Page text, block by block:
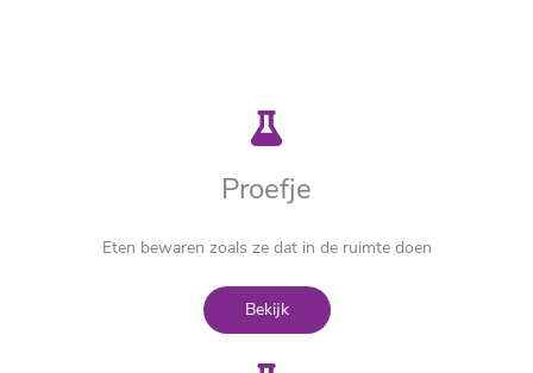
Proefje
Eten bewaren zoals ze dat in de ruimte doen
Bekijk